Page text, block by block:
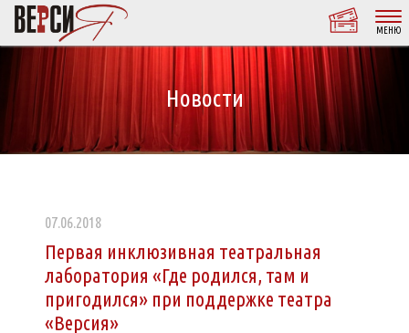
МЕНЮ
Новости
07.06.2018
Первая инклюзивная театральная
лаборатория «Где родился, там и
пригодился» при поддержке театра
«Версия»